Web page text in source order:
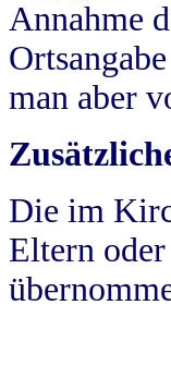
Annahme
man aber
Die im
Eltern